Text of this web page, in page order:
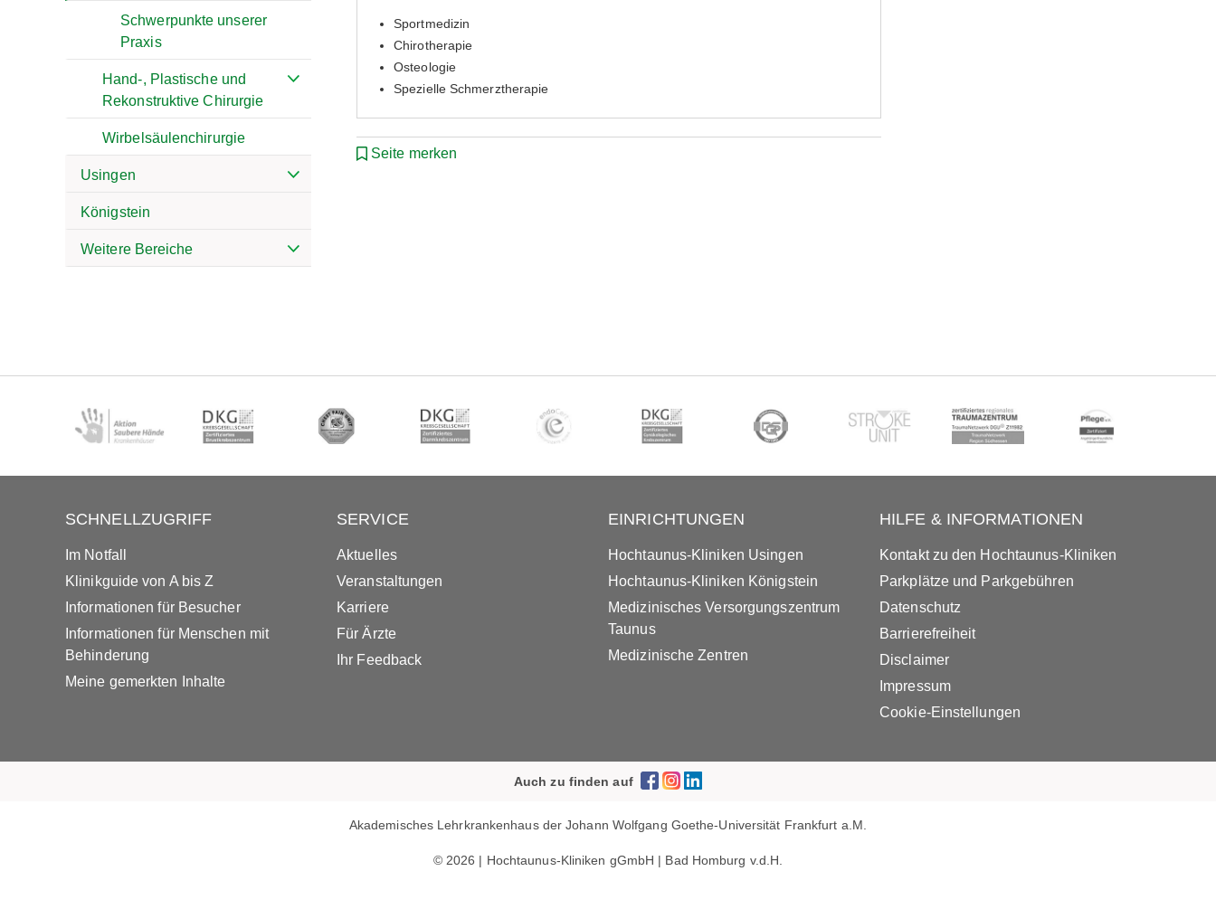
Schwerpunkte unserer
Praxis
Hand-, Plastische und
Rekonstruktive Chirurgie
Wirbelsäulenchirurgie
Usingen
Königstein
Weitere Bereiche
Sportmedizin
Chirotherapie
Osteologie
Spezielle Schmerztherapie
Seite merken
SCHNELLZUGRIFF
Im Notfall
Klinikguide von A bis Z
Informationen für Besucher
Informationen für Menschen mit
Behinderung
Meine gemerkten Inhalte
SERVICE
Aktuelles
Veranstaltungen
Karriere
Für Ärzte
Ihr Feedback
EINRICHTUNGEN
Hochtaunus-Kliniken Usingen
Hochtaunus-Kliniken Königstein
Medizinisches Versorgungszentrum
Taunus
Medizinische Zentren
HILFE & INFORMATIONEN
Kontakt zu den Hochtaunus-Kliniken
Parkplätze und Parkgebühren
Datenschutz
Barrierefreiheit
Disclaimer
Impressum
Cookie-Einstellungen
Auch zu finden auf
Akademisches Lehrkrankenhaus der Johann Wolfgang Goethe-Universität Frankfurt a.M.
© 2026 | Hochtaunus-Kliniken gGmbH | Bad Homburg v.d.H.